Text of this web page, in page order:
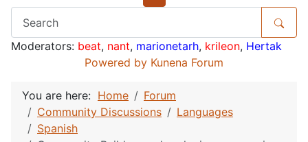
Moderators: beat, nant, marionetarh, krileon, Hertak
Powered by Kunena Forum
You are here: Home
Forum
Community Discussions
Languages
Spanish